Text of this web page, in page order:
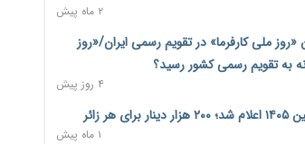
۳ ساعت پیش
در مسیر تسویه فرامرزی با رمزارز
اینترنت/دولت چهاردهم از محدودیت به
۲ ماه پیش
«روز ملی کارفرما» در تقویم رسمی ایران/«روز
به تقویم رسمی کشور رسید؟
۴ روز پیش
هر زائر
۱ ماه پیش